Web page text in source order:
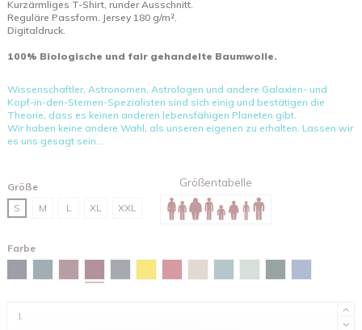
Kurzärmliges T-Shirt, runder Ausschnitt.
Reguläre Passform. Jersey 180 g/m².
Digitaldruck.
100% Biologische und fair gehandelte Baumwolle.
Wissenschaftler, Astronomen, Astrologen und andere Galaxien- und
Kopf-in-den-Sternen-Spezialisten sind sich einig und bestätigen die
Theorie, dass es keinen anderen lebensfähigen Planeten gibt.
Wir haben keine andere Wahl, als unseren eigenen zu erhalten. Lassen wir
es uns gesagt sein...
Größe
S
M L XL XXL
Größentabelle
Farbe